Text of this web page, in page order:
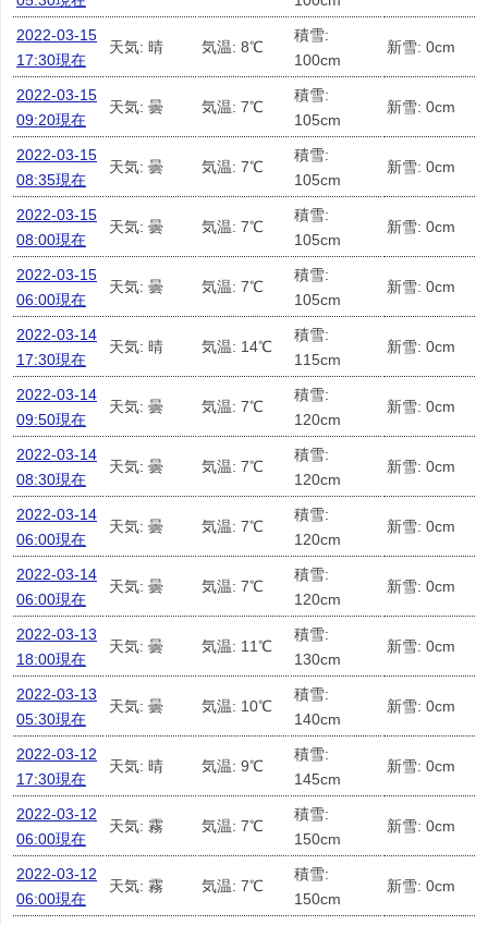
2022-03-15
17:30現在
天気: 晴 気温: 8℃
積雪:
100cm
新雪: 0cm
2022-03-15
09:20現在
天気: 曇 気温: 7℃
積雪:
105cm
新雪: 0cm
2022-03-15
08:35現在
天気: 曇 気温: 7℃
積雪:
105cm
新雪: 0cm
2022-03-15
08:00現在
天気: 曇 気温: 7℃
積雪:
105cm
新雪: 0cm
2022-03-15
06:00現在
天気: 曇 気温: 7℃
積雪:
105cm
新雪: 0cm
2022-03-14
17:30現在
天気: 晴 気温: 14℃
積雪:
115cm
新雪: 0cm
2022-03-14
09:50現在
天気: 曇 気温: 7℃
積雪:
120cm
新雪: 0cm
2022-03-14
08:30現在
天気: 曇 気温: 7℃
積雪:
120cm
新雪: 0cm
2022-03-14
06:00現在
天気: 曇 気温: 7℃
積雪:
120cm
新雪: 0cm
2022-03-14
06:00現在
天気: 曇 気温: 7℃
積雪:
120cm
新雪: 0cm
2022-03-13
18:00現在
天気: 曇 気温: 11℃
積雪:
130cm
新雪: 0cm
2022-03-13
05:30現在
天気: 曇 気温: 10℃
積雪:
140cm
新雪: 0cm
2022-03-12
17:30現在
天気: 晴 気温: 9℃
積雪:
145cm
新雪: 0cm
2022-03-12
06:00現在
天気: 霧 気温: 7℃
積雪:
150cm
新雪: 0cm
2022-03-12
06:00現在
天気: 霧 気温: 7℃
積雪:
150cm
新雪: 0cm